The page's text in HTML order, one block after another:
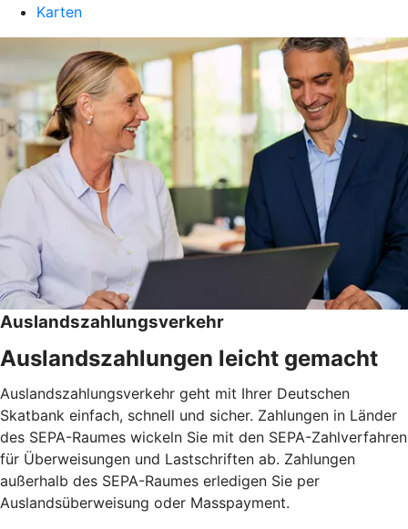
Karten
Auslandszahlungsverkehr
Auslandszahlungen leicht gemacht
Auslandszahlungsverkehr geht mit Ihrer Deutschen
Skatbank einfach, schnell und sicher. Zahlungen in Länder
des SEPA-Raumes wickeln Sie mit den SEPA-Zahlverfahren
für Überweisungen und Lastschriften ab. Zahlungen
außerhalb des SEPA-Raumes erledigen Sie per
Auslandsüberweisung oder Masspayment.